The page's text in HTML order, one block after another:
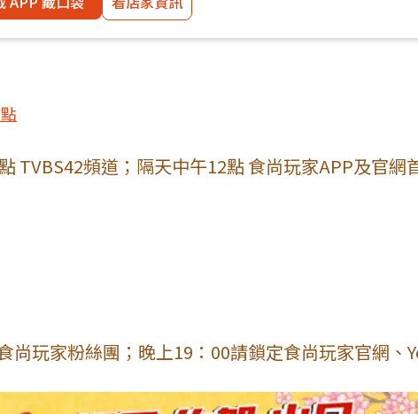
TVBS42頻道；隔天中午12點 食尚玩家APP及官網
尚玩家粉絲團；晚上19：00請鎖定食尚玩家官網、